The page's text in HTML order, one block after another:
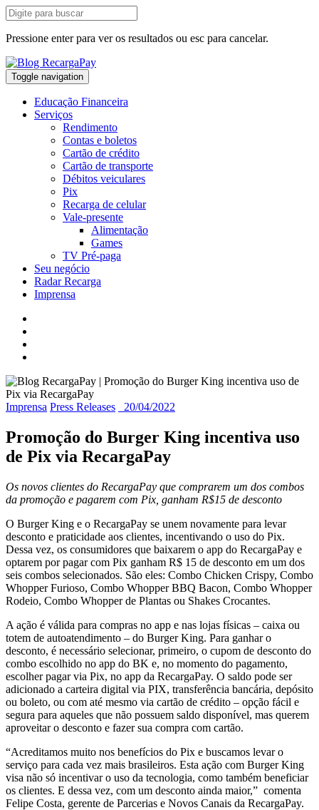
Pressione enter para ver os resultados ou esc para cancelar.
Toggle navigation
Educação Financeira
Serviços
Rendimento
Contas e boletos
Cartão de crédito
Cartão de transporte
Débitos veiculares
Pix
Recarga de celular
Vale-presente
Alimentação
Games
TV Pré-paga
Seu negócio
Radar Recarga
Imprensa
Imprensa Press Releases 20/04/2022
Promoção do Burger King incentiva uso
de Pix via RecargaPay
Os novos clientes do RecargaPay que comprarem um dos combos
da promoção e pagarem com Pix, ganham R$15 de desconto
O Burger King e o RecargaPay se unem novamente para levar
desconto e praticidade aos clientes, incentivando o uso do Pix.
Dessa vez, os consumidores que baixarem o app do RecargaPay e
optarem por pagar com Pix ganham R$ 15 de desconto em um dos
seis combos selecionados. São eles: Combo Chicken Crispy, Combo
Whopper Furioso, Combo Whopper BBQ Bacon, Combo Whopper
Rodeio, Combo Whopper de Plantas ou Shakes Crocantes.
A ação é válida para compras no app e nas lojas físicas – caixa ou
totem de autoatendimento – do Burger King. Para ganhar o
desconto, é necessário selecionar, primeiro, o cupom de desconto do
combo escolhido no app do BK e, no momento do pagamento,
escolher pagar via Pix, no app da RecargaPay. O saldo pode ser
adicionado a carteira digital via PIX, transferência bancária, depósito
ou boleto, ou com até mesmo via cartão de crédito – opção fácil e
segura para aqueles que não possuem saldo disponível, mas querem
aproveitar o desconto e fazer sua compra com cartão.
“Acreditamos muito nos benefícios do Pix e buscamos levar o
serviço para cada vez mais brasileiros. Esta ação com Burger King
visa não só incentivar o uso da tecnologia, como também beneficiar
os clientes. E dessa vez, com um desconto ainda maior,” comenta
Felipe Costa, gerente de Parcerias e Novos Canais da RecargaPay.